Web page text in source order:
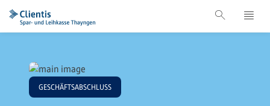
GESCHÄFTSABSCHLUSS